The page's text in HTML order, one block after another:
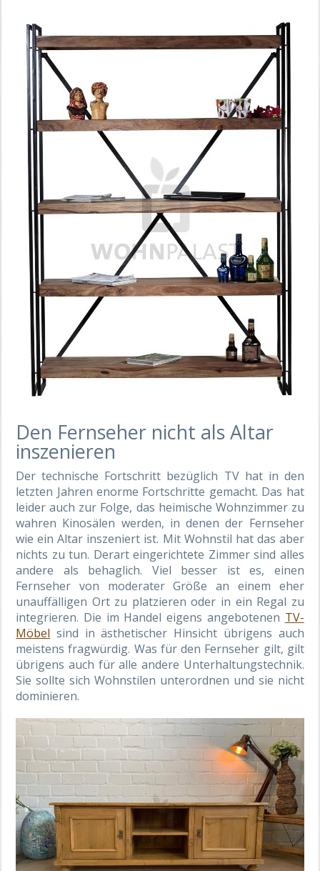
Den Fernseher nicht als Altar
inszenieren
Der technische Fortschritt bezüglich TV hat in den
letzten Jahren enorme Fortschritte gemacht. Das hat
leider auch zur Folge, das heimische Wohnzimmer zu
wahren Kinosälen werden, in denen der Fernseher
wie ein Altar inszeniert ist. Mit Wohnstil hat das aber
nichts zu tun. Derart eingerichtete Zimmer sind alles
andere als behaglich. Viel besser ist es, einen
Fernseher von moderater Größe an einem eher
unauffälligen Ort zu platzieren oder in ein Regal zu
integrieren. Die im Handel eigens angebotenen TV-
Möbel sind in ästhetischer Hinsicht übrigens auch
meistens fragwürdig. Was für den Fernseher gilt, gilt
übrigens auch für alle andere Unterhaltungstechnik.
Sie sollte sich Wohnstilen unterordnen und sie nicht
dominieren.